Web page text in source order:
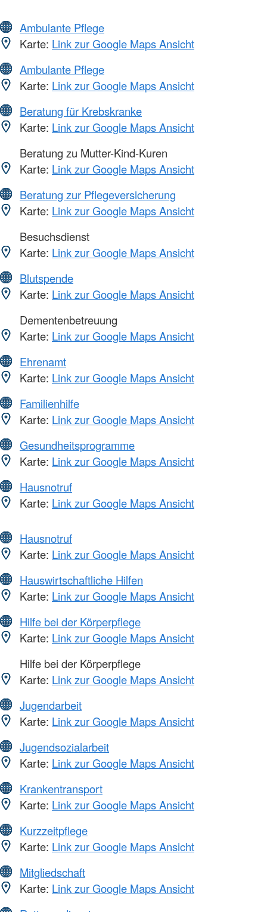
Ambulante Pflege
Karte: Link zur Google Maps Ansicht
Ambulante Pflege
Karte: Link zur Google Maps Ansicht
Beratung für Krebskranke
Karte: Link zur Google Maps Ansicht
Beratung zu Mutter-Kind-Kuren
Karte: Link zur Google Maps Ansicht
Beratung zur Pflegeversicherung
Karte: Link zur Google Maps Ansicht
Besuchsdienst
Karte: Link zur Google Maps Ansicht
Blutspende
Karte: Link zur Google Maps Ansicht
Dementenbetreuung
Karte: Link zur Google Maps Ansicht
Ehrenamt
Karte: Link zur Google Maps Ansicht
Familienhilfe
Karte: Link zur Google Maps Ansicht
Gesundheitsprogramme
Karte: Link zur Google Maps Ansicht
Hausnotruf
Karte: Link zur Google Maps Ansicht
Hausnotruf
Karte: Link zur Google Maps Ansicht
Hauswirtschaftliche Hilfen
Karte: Link zur Google Maps Ansicht
Hilfe bei der Körperpflege
Karte: Link zur Google Maps Ansicht
Hilfe bei der Körperpflege
Karte: Link zur Google Maps Ansicht
Jugendarbeit
Karte: Link zur Google Maps Ansicht
Jugendsozialarbeit
Karte: Link zur Google Maps Ansicht
Krankentransport
Karte: Link zur Google Maps Ansicht
Kurzzeitpflege
Karte: Link zur Google Maps Ansicht
Mitgliedschaft
Karte: Link zur Google Maps Ansicht